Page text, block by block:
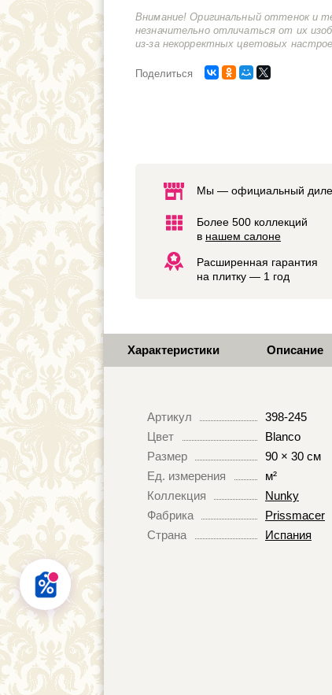
Внимание! Оригинальный оттенок и
незначительно отличаться от их
из-за некорректных цветовых
Поделиться
Мы — официальный
Более 500 коллекций
в нашем салоне
Расширенная гарантия
на плитку — 1 год
Характеристики Описание
Артикул
398-245
Цвет
Blanco
Размер
90 × 30 см
Ед. измерения
м²
Коллекция
Nunky
Фабрика
Prissmacer
Страна
Испания